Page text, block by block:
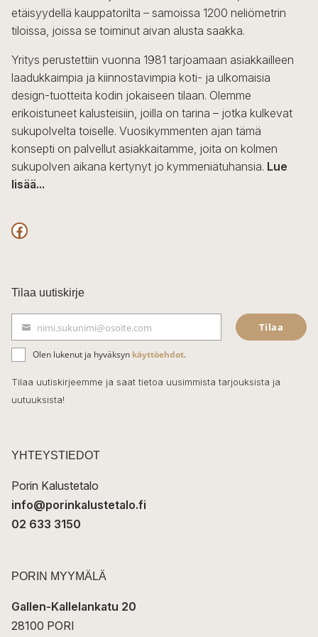
etäisyydellä kauppatorilta – samoissa 1200 neliömetrin
tiloissa, joissa se toiminut aivan alusta saakka.
Yritys perustettiin vuonna 1981 tarjoamaan asiakkailleen
laadukkaimpia ja kiinnostavimpia koti- ja ulkomaisia
design-tuotteita kodin jokaiseen tilaan. Olemme
erikoistuneet kalusteisiin, joilla on tarina – jotka kulkevat
sukupolvelta toiselle. Vuosikymmenten ajan tämä
konsepti on palvellut asiakkaitamme, joita on kolmen
sukupolven aikana kertynyt jo kymmeniätuhansia. Lue
lisää...
F
c
e
b
o
o
k
Tilaa uutiskirje
ä
h
k
t
nimi.sukunimi@osoite.com Tilaa
Olen lukenut ja hyväksyn käyttöehdot.
Tilaa uutiskirjeemme ja saat tietoa uusimmista tarjouksista ja
uutuuksista!
YHTEYSTIEDOT
Porin Kalustetalo
info@porinkalustetalo.fi
02 633 3150
PORIN MYYMÄLÄ
Gallen-Kallelankatu 20
28100 PORI